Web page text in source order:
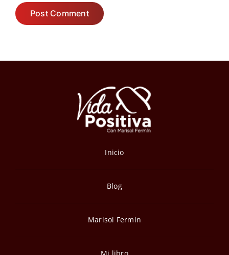
Inicio
Blog
Marisol Fermín